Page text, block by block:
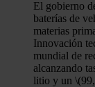
El gobierno
baterías de
materias
Innovación
mundial de
alcanzando
litio y un